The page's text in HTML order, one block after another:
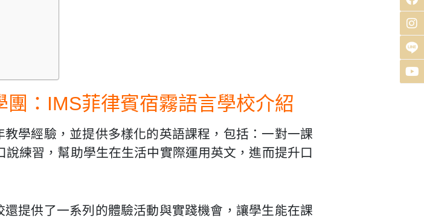
：IMS菲律賓宿霧語言學校介紹
學經驗，並提供多樣化的英語課程，包括：一對一課
練習，幫助學生在生活中實際運用英文，進而提升口
提供了一系列的體驗活動與實踐機會，讓學生能在課